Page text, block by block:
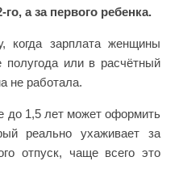
а за первого ребенка.
когда зарплата женщины
или в расчётный
не работала.
до 1,5 лет может оформить
реально ухаживает за
отпуск, чаще всего это